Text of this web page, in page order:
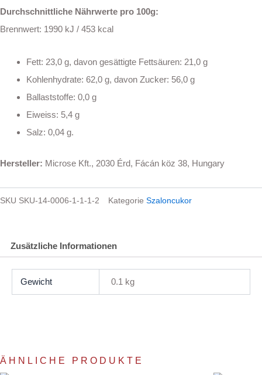
Durchschnittliche Nährwerte pro 100g:
Brennwert: 1990 kJ / 453 kcal
Fett: 23,0 g, davon gesättigte Fettsäuren: 21,0 g
Kohlenhydrate: 62,0 g, davon Zucker: 56,0 g
Ballaststoffe: 0,0 g
Eiweiss: 5,4 g
Salz: 0,04 g.
Hersteller: Microse Kft., 2030 Érd, Fácán köz 38, Hungary
SKU SKU-14-0006-1-1-1-2 Kategorie Szaloncukor
Zusätzliche Informationen
Gewicht 0.1 kg
ÄHNLICHE PRODUKTE